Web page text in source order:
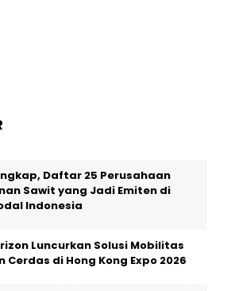
Daftar 25 Perusahaan
Sawit yang Jadi Emiten di
Indonesia
Luncurkan Solusi Mobilitas
Cerdas di Hong Kong Expo 2026